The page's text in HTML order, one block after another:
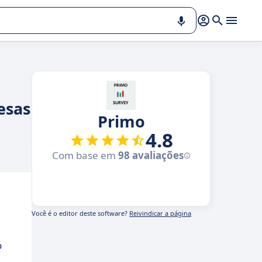
Primo
4.8
Com base em 98 avaliações
Você é o editor deste software? Reivindicar a página